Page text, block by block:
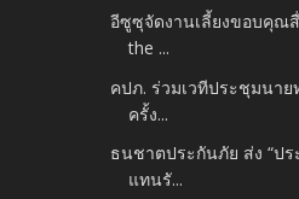
อีซูซุจัดงานเลี้ยงขอบคุณ
the ...
คปภ. ร่วมเวทีประชุมนาย
ครั้ง...
ธนชาตประกันภัย ส่ง “ปร
แทนรั...